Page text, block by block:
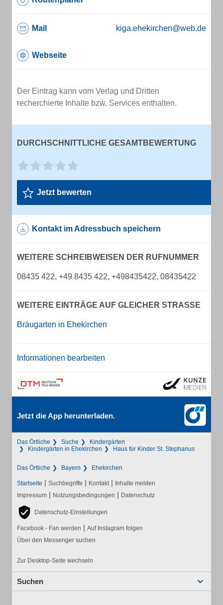
Mail kiga.ehekirchen@web.de
Webseite
Der Eintrag kann vom Verlag und Dritten
recherchierte Inhalte bzw. Services enthalten.
DURCHSCHNITTLICHE GESAMTBEWERTUNG
Jetzt bewerten
Kontakt im Adressbuch speichern
WEITERE SCHREIBWEISEN DER RUFNUMMER
08435 422, +49 8435 422, +498435422, 08435422
WEITERE EINTRÄGE AUF GLEICHER STRASSE
Bräugarten in Ehekirchen
Informationen bearbeiten
Jetzt die App herunterladen.
Das Örtliche Suche
Kindergärten
Kindergärten in Ehekirchen
Haus für Kinder St. Stephanus
Das Örtliche Bayern Ehekirchen
Startseite | Suchbegriffe | Kontakt | Inhalte melden
Impressum | Nutzungsbedingungen | Datenschutz
Datenschutz-Einstellungen
Facebook - Fan werden | Auf Instagram folgen
Über den Messenger suchen
Zur Desktop-Seite wechseln
Suchen